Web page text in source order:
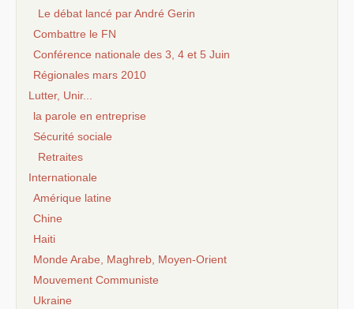
Le débat lancé par André Gerin
Combattre le FN
Conférence nationale des 3, 4 et 5 Juin
Régionales mars 2010
Lutter, Unir...
la parole en entreprise
Sécurité sociale
Retraites
Internationale
Amérique latine
Chine
Haiti
Monde Arabe, Maghreb, Moyen-Orient
Mouvement Communiste
Ukraine